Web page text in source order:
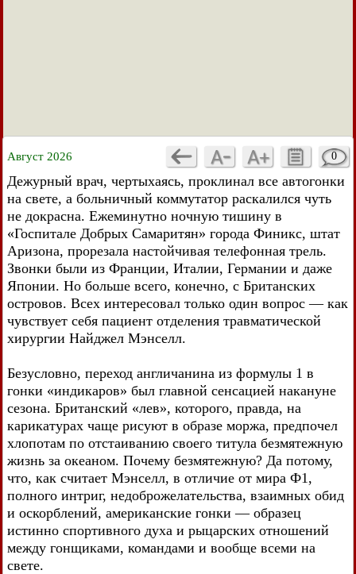
Август 2026 0
Дежурный врач, чертыхаясь, проклинал все автогонки
на свете, а больничный коммутатор раскалился чуть
не докрасна. Ежеминутно ночную тишину в
«Госпитале Добрых Самаритян» города Финикс, штат
Аризона, прорезала настойчивая телефонная трель.
Звонки были из Франции, Италии, Германии и даже
Японии. Но больше всего, конечно, с Британских
островов. Всех интересовал только один вопрос — как
чувствует себя пациент отделения травматической
хирургии Найджел Мэнселл.
Безусловно, переход англичанина из формулы 1 в
гонки «индикаров» был главной сенсацией накануне
сезона. Британский «лев», которого, правда, на
карикатурах чаще рисуют в образе моржа, предпочел
хлопотам по отстаиванию своего титула безмятежную
жизнь за океаном. Почему безмятежную? Да потому,
что, как считает Мэнселл, в отличие от мира Ф1,
полного интриг, недоброжелательства, взаимных обид
и оскорблений, американские гонки — образец
истинно спортивного духа и рыцарских отношений
между гонщиками, командами и вообще всеми на
свете.